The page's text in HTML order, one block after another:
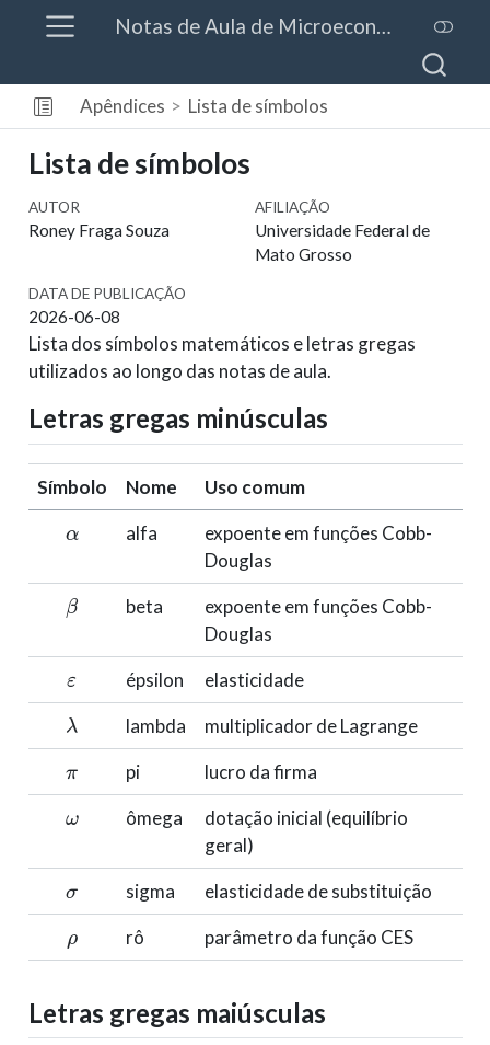
Notas de Aula de Microeconomia
Apêndices Lista de símbolos
Lista de símbolos
AUTOR AFILIAÇÃO
Roney Fraga Souza
Universidade Federal de
Mato Grosso
DATA DE PUBLICAÇÃO
2026-06-08
Lista dos símbolos matemáticos e letras gregas
utilizados ao longo das notas de aula.
Letras gregas minúsculas
Símbolo Nome Uso comum
alfa
expoente em funções Cobb-
Douglas
β
beta
expoente em funções Cobb-
Douglas
épsilon elasticidade
λ
lambda multiplicador de Lagrange
pi lucro da firma
ômega
dotação inicial (equilíbrio
geral)
sigma elasticidade de substituição
rô parâmetro da função CES
Letras gregas maiúsculas